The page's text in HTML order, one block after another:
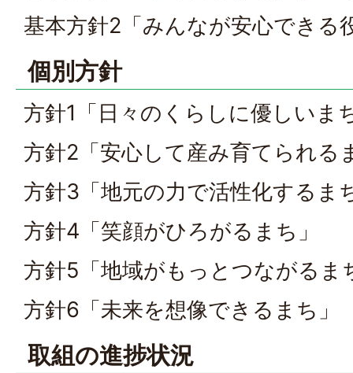
基本方針2「みんなが安心できる
個別方針
方針1「日々のくらしに優しいま
方針2「安心して産み育てられる
方針3「地元の力で活性化するま
方針4「笑顔がひろがるまち」
方針5「地域がもっとつながるま
方針6「未来を想像できるまち」
取組の進捗状況